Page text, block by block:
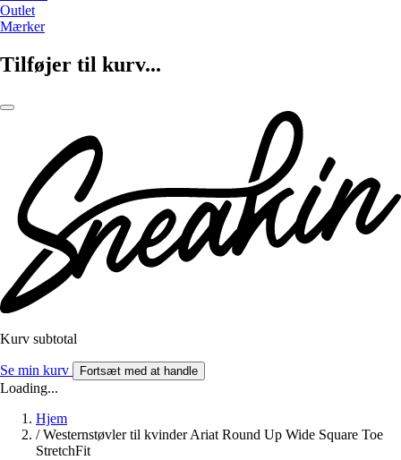
Outlet
Mærker
Tilføjer til kurv...
Kurv subtotal
Se min kurv Fortsæt med at handle
Loading...
Hjem
/ Westernstøvler til kvinder Ariat Round Up Wide Square Toe
StretchFit